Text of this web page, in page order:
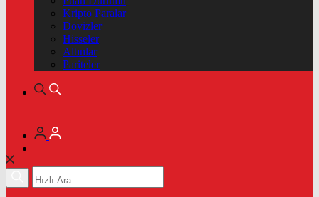
Kripto Paralar
Dövizler
Hisseler
Altınlar
Pariteler